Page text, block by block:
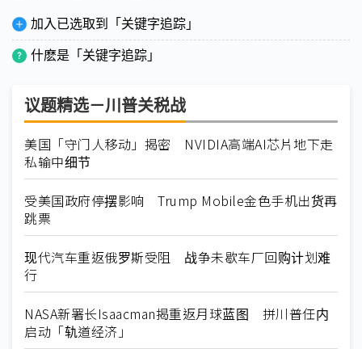
加入已选取到「关键字追踪」
什麽是「关键字追踪」
议题精选－川普关税战
美国「守门人移动」揭密 NVIDIA高端AI芯片地下走
私输中细节
受美国政府停摆影响 Trump Mobile金色手机出货再
跳票
现代汽车重返俄罗斯受阻 战争未歇车厂回购计划难
行
NASA新署长Isaacman揭重返月球蓝图 拼川普任内
启动「轨道经济」